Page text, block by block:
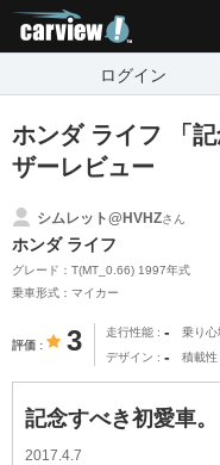
ログイン
ホンダ ライフ 「
ザーレビュー
シムレット@HVHZさん
ホンダ ライフ
グレード：T(MT_0.66) 1997年式
乗車形式：マイカー
評価 3 走行性能 - 乗り心
デザイン - 積載性
記念すべき初愛車。
2017.4.7